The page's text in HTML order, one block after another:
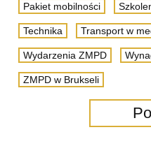
Pakiet mobilności
Technika Transport w
Wydarzenia ZMPD
ZMPD w Brukseli